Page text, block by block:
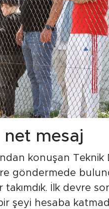
net mesaj
konuşan
göndermede
takımdık. İlk devre
şeyi hesaba